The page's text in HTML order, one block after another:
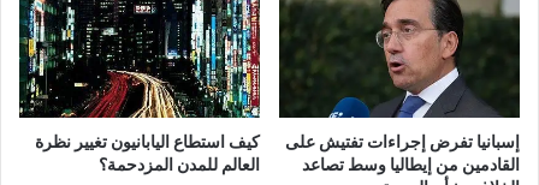
إسبانيا تفرض إجراءات تفتيش على
القادمين من إيطاليا وسط تصاعد
كيف استطاع اليابانيون تغيير نظرة
العالم للمدن المزدحمة؟